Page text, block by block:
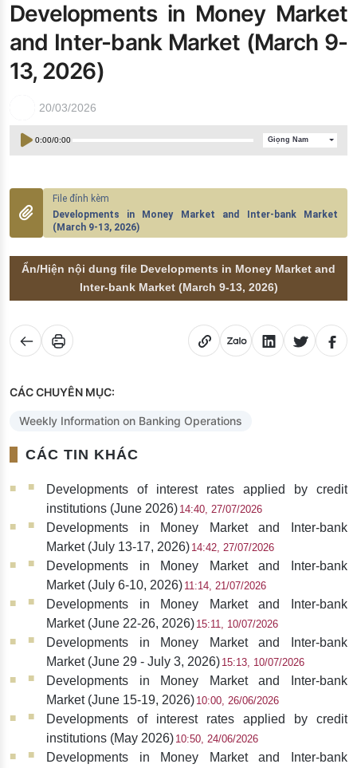
Đào tạo ISO
Developments in Money Market
and Inter-bank Market (March 9-
13, 2026)
20/03/2026
0:00/0:00 Giọng Nam
Developments in Money Market and Inter-bank Market
(March 9-13, 2026)
Ẩn/Hiện nội dung file Developments in Money Market and
Inter-bank Market (March 9-13, 2026)
CÁC CHUYÊN MỤC:
Weekly Information on Banking Operations
CÁC TIN KHÁC
Developments of interest rates applied by credit
institutions (June 2026) 14:40, 27/07/2026
Developments in Money Market and Inter-bank
Market (July 13-17, 2026) 14:42, 27/07/2026
Developments in Money Market and Inter-bank
Market (July 6-10, 2026) 11:14, 21/07/2026
Developments in Money Market and Inter-bank
Market (June 22-26, 2026) 15:11, 10/07/2026
Developments in Money Market and Inter-bank
Market (June 29 - July 3, 2026) 15:13, 10/07/2026
Developments in Money Market and Inter-bank
Market (June 15-19, 2026) 10:00, 26/06/2026
Developments of interest rates applied by credit
institutions (May 2026) 10:50, 24/06/2026
Developments in Money Market and Inter-bank